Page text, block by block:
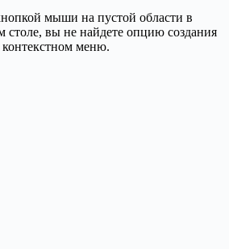
мыши на пустой области в
столе, вы не найдете опцию создания
меню.